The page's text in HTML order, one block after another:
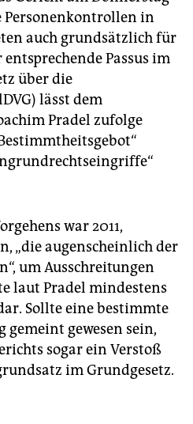
Personenkontrollen in
auch grundsätzlich für
Passus im
über die
lässt dem
Pradel zufolge
war 2011,
„die augenscheinlich der
um Ausschreitungen
laut Pradel mindestens
Sollte eine bestimmte
gewesen sein,
sogar ein Verstoß
im Grundgesetz.